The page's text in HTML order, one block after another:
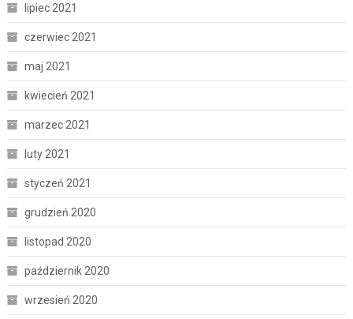
lipiec 2021
czerwiec 2021
maj 2021
kwiecień 2021
marzec 2021
luty 2021
styczeń 2021
grudzień 2020
listopad 2020
październik 2020
wrzesień 2020